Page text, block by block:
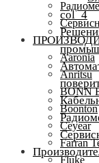
Aaronia
Anritsu
BONN
Boonton
Ceyear
Farran
Fluke
col_4